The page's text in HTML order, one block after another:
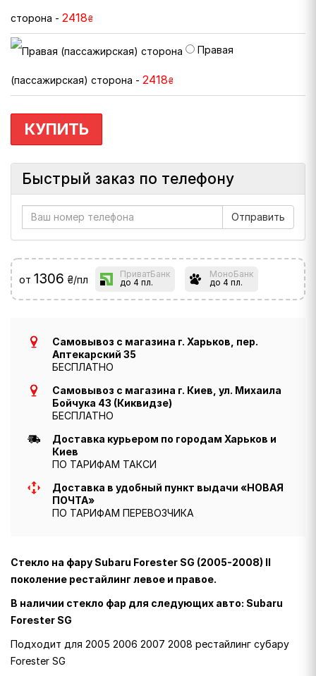
сторона - 2418₴
Правая
(пассажирская) сторона - 2418₴
КУПИТЬ
Быстрый заказ по телефону
от 1306 ₴/пл
ПриватБанк
до 4 пл.
МоноБанк
до 4 пл.
Самовывоз с магазина г. Харьков, пер.
Аптекарский 35
БЕСПЛАТНО
Самовывоз с магазина г. Киев, ул. Михаила
Бойчука 43 (Киквидзе)
БЕСПЛАТНО
Доставка курьером по городам Харьков и
Киев
ПО ТАРИФАМ ТАКСИ
Доставка в удобный пункт выдачи «НОВАЯ
ПОЧТА»
ПО ТАРИФАМ ПЕРЕВОЗЧИКА
Стекло на фару Subaru Forester SG (2005-2008) II
поколение рестайлинг левое и правое.
В наличии стекло фар для следующих авто: Subaru
Forester SG
Подходит для 2005 2006 2007 2008 рестайлинг субару
Forester SG